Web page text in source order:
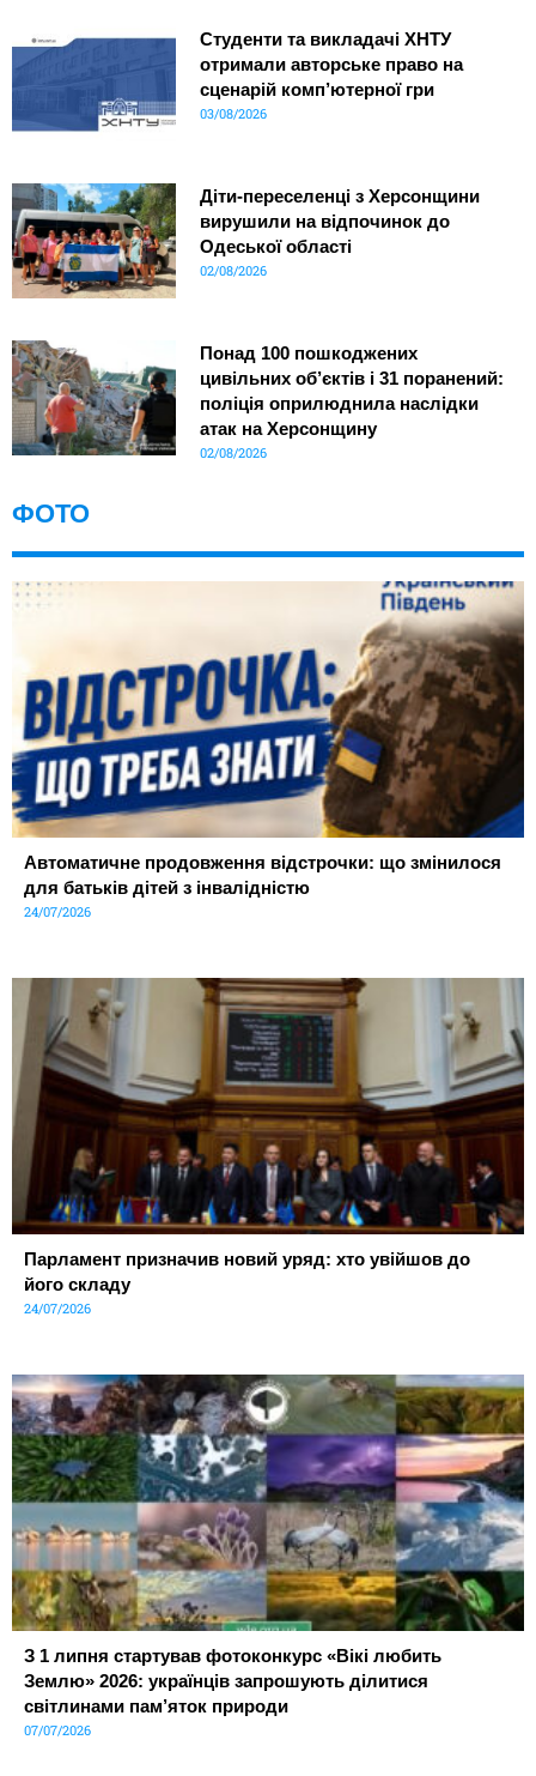
Студенти та викладачі ХНТУ
отримали авторське право на
сценарій комп’ютерної гри
03/08/2026
Діти-переселенці з Херсонщини
вирушили на відпочинок до
Одеської області
02/08/2026
Понад 100 пошкоджених
цивільних об’єктів і 31 поранений:
поліція оприлюднила наслідки
атак на Херсонщину
02/08/2026
ФОТО
Автоматичне продовження відстрочки: що змінилося
для батьків дітей з інвалідністю
24/07/2026
Парламент призначив новий уряд: хто увійшов до
його складу
24/07/2026
З 1 липня стартував фотоконкурс «Вікі любить
Землю» 2026: українців запрошують ділитися
світлинами пам’яток природи
07/07/2026